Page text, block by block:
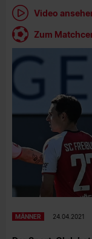
Video
Zum
MÄNNER 24.04.2021